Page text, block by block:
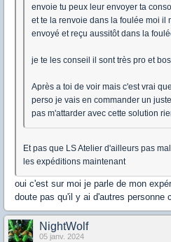
envoie tu peux leur envoyer ta
et te la renvoie dans la foulée moi il
envoyé et reçu aussitôt dans la
je te les conseil il sont très pro et
Après a toi de voir mais c'est vrai
perso je vais en commander un
pas m'attarder avec cette solution
Et pas que LS Atelier d'ailleurs pas
les expéditions maintenant
oui c'est sur moi je parle de mon
doute pas qu'il y ai d'autres personne
NightWolf
05 janv. 2024